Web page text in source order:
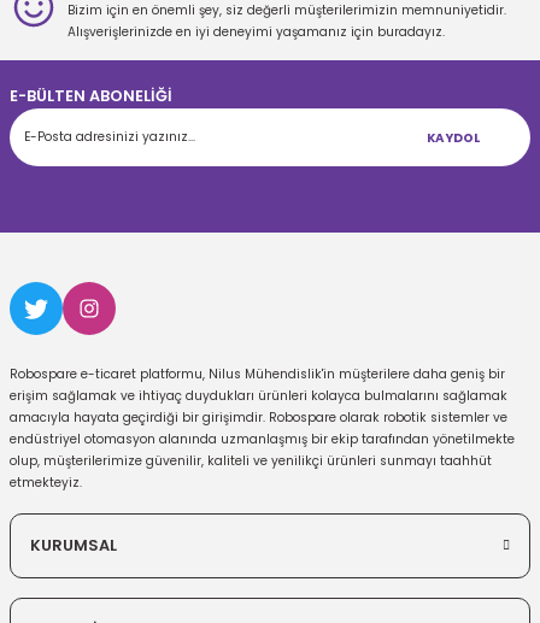
Gönder
Bizim için en önemli şey, siz değerli müşterilerimizin memnuniyetidir.
Alışverişlerinizde en iyi deneyimi yaşamanız için buradayız.
E-BÜLTEN ABONELİĞİ
KAYDOL
Robospare e-ticaret platformu, Nilus Mühendislik'in müşterilere daha geniş bir
erişim sağlamak ve ihtiyaç duydukları ürünleri kolayca bulmalarını sağlamak
amacıyla hayata geçirdiği bir girişimdir. Robospare olarak robotik sistemler ve
endüstriyel otomasyon alanında uzmanlaşmış bir ekip tarafından yönetilmekte
olup, müşterilerimize güvenilir, kaliteli ve yenilikçi ürünleri sunmayı taahhüt
etmekteyiz.
KURUMSAL